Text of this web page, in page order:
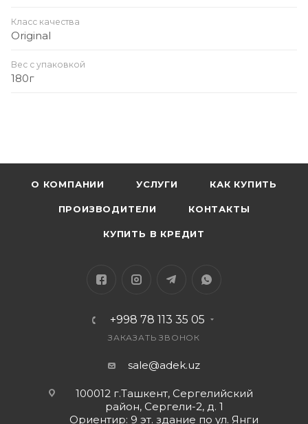
Класс качества
Original
Вес с упаковкой
180г
О КОМПАНИИ УСЛУГИ КАК КУПИТЬ
ПРОИЗВОДИТЕЛИ КОНТАКТЫ
КУПИТЬ В КРЕДИТ
+998 78 113 35 05
ЗАКАЗАТЬ ЗВОНОК
sale@adek.uz
100012 г.Ташкент, Сергелийский
район, Сергели-2, д. 1
Ориентир: 9 эт. здание по ул. Янги